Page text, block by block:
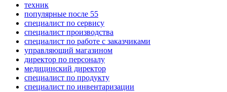
техник
популярные после 55
специалист по сервису
специалист производства
специалист по работе с заказчиками
управляющий магазином
директор по персоналу
медицинский директор
специалист по продукту
специалист по инвентаризации